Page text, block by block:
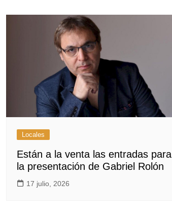
Locales
Están a la venta las entradas para
la presentación de Gabriel Rolón
17 julio, 2026